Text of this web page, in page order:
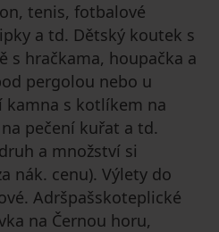
tenis, fotbalové
a td. Dětský koutek s
s hračkama, houpačka a
pergolou nebo u
kamna s kotlíkem na
pečení kuřat a td.
a množství si
nák. cenu). Výlety do
Adršpašskoteplické
na Černou horu,